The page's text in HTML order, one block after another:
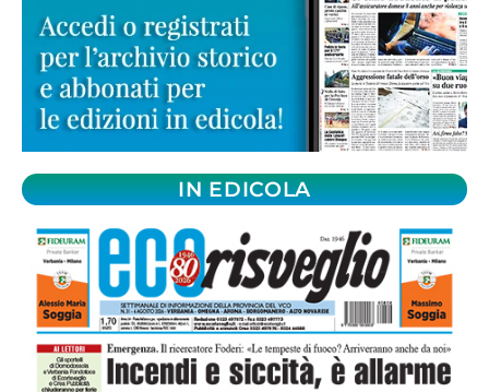
IN EDICOLA